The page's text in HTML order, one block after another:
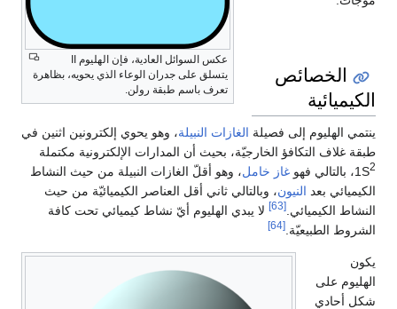
عكس السوائل العادية، فإن الهليوم II
يتسلق على جدران الوعاء الذي يحويه، بظاهرة
تعرف باسم طبقة رولن.
الخصائص
الكيميائية
ينتمي الهليوم إلى فصيلة الغازات النبيلة، وهو يحوي إلكترونين اثنين في
طبقة غلاف التكافؤ الخارجيّة، بحيث أن المدارات الإلكترونية مكتملة
1S2 ، بالتالي فهو غاز خامل، وهو أقلّ الغازات النبيلة من حيث النشاط
الكيميائي بعد النيون، وبالتالي ثاني أقل العناصر الكيميائيّة من حيث
النشاط الكيميائي. [63]
لا يبدي الهليوم أيّ نشاط كيميائي تحت كافة
الشروط الطبيعيّة. [64]
يكون
الهليوم على
شكل أحادي